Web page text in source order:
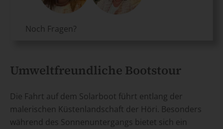
Noch Fragen?
Umweltfreundliche Bootstour
Die Fahrt auf dem Solarboot führt entlang der
malerischen Küstenlandschaft der Höri. Besonders
während des Sonnenuntergangs bietet sich ein